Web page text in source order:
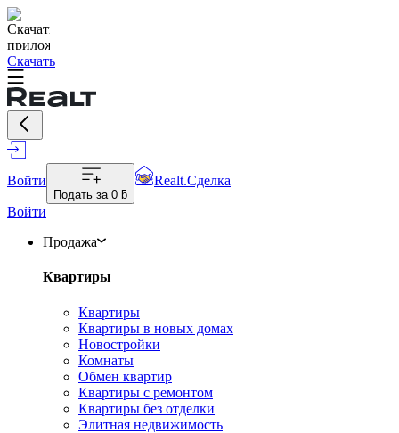
Скачать
Войти
Подать за 0 ƃ
Realt.Сделка
Войти
Продажа
Квартиры
Квартиры
Квартиры в новых домах
Новостройки
Комнаты
Обмен квартир
Квартиры с ремонтом
Квартиры без отделки
Элитная недвижимость